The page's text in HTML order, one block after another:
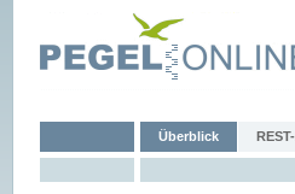
Überblick